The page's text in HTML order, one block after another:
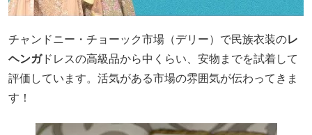
チャンドニー・チョーック市場（デリー）で民族衣装のレ
ヘンガドレスの高級品から中くらい、安物までを試着して
評価しています。活気がある市場の雰囲気が伝わってきま
す！